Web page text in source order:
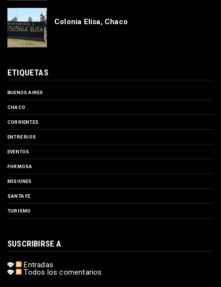
Colonia Elisa, Chaco
ETIQUETAS
BUENOS AIRES
CHACO
CORRIENTES
ENTRE RIOS
EVENTOS
FORMOSA
MISIONES
SANTA FE
TURISMO
SUSCRIBIRSE A
Entradas
Todos los comentarios